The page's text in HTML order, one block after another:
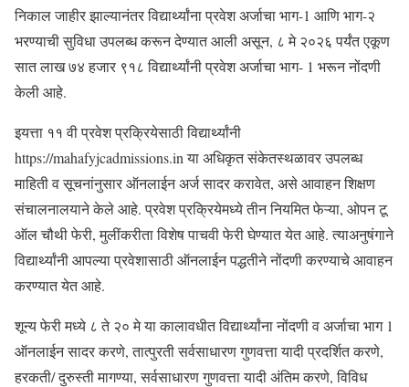
निकाल जाहीर झाल्यानंतर विद्यार्थ्यांना प्रवेश अर्जाचा भाग-1 आणि भाग-२
भरण्याची सुविधा उपलब्ध करून देण्यात आली असून, ८ मे २०२६ पर्यंत एकूण
सात लाख ७४ हजार ९१८ विद्यार्थ्यांनी प्रवेश अर्जाचा भाग- 1 भरून नोंदणी
केली आहे.
इयत्ता ११ वी प्रवेश प्रक्रियेसाठी विद्यार्थ्यांनी
https://mahafyjcadmissions.in या अधिकृत संकेतस्थळावर उपलब्ध
माहिती व सूचनांनुसार ऑनलाईन अर्ज सादर करावेत, असे आवाहन शिक्षण
संचालनालयाने केले आहे. प्रवेश प्रक्रियेमध्ये तीन नियमित फेऱ्या, ओपन टू
ऑल चौथी फेरी, मुलींकरीता विशेष पाचवी फेरी घेण्यात येत आहे. त्याअनुषंगाने
विद्यार्थ्यांनी आपल्या प्रवेशासाठी ऑनलाईन पद्धतीने नोंदणी करण्याचे आवाहन
करण्यात येत आहे.
शून्य फेरी मध्ये ८ ते २० मे या कालावधीत विद्यार्थ्यांना नोंदणी व अर्जाचा भाग 1
ऑनलाईन सादर करणे, तात्पुरती सर्वसाधारण गुणवत्ता यादी प्रदर्शित करणे,
हरकती/ दुरुस्ती मागण्या, सर्वसाधारण गुणवत्ता यादी अंतिम करणे, विविध